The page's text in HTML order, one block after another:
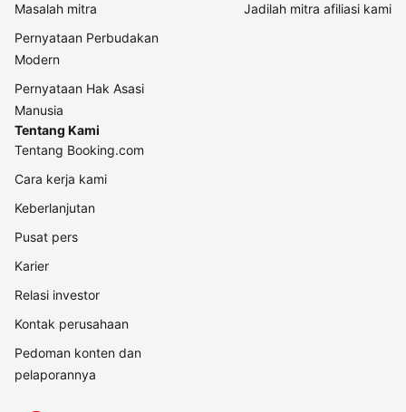
Masalah mitra
Pernyataan Perbudakan
Modern
Pernyataan Hak Asasi
Manusia
Jadilah mitra afiliasi kami
Tentang Kami
Tentang Booking.com
Cara kerja kami
Keberlanjutan
Pusat pers
Karier
Relasi investor
Kontak perusahaan
Pedoman konten dan
pelaporannya